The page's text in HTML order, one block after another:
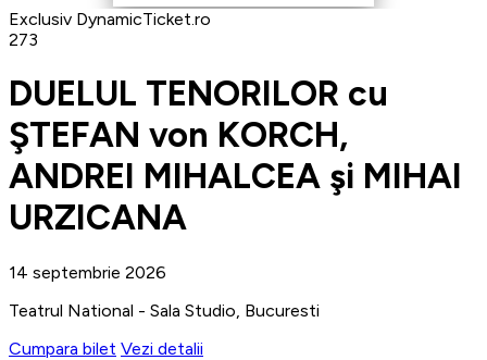
Exclusiv DynamicTicket.ro
273
DUELUL TENORILOR cu
ŞTEFAN von KORCH,
ANDREI MIHALCEA şi MIHAI
URZICANA
14 septembrie 2026
Teatrul National - Sala Studio, Bucuresti
Cumpara bilet Vezi detalii